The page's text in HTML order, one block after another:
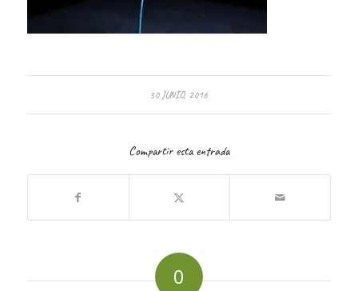
30 JUNIO, 2016
Compartir esta entrada
0